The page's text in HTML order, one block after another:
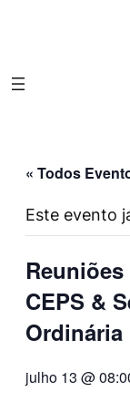
« Todos
Este evento
Reuniões
CEPS &
Ordinária
julho 13 @